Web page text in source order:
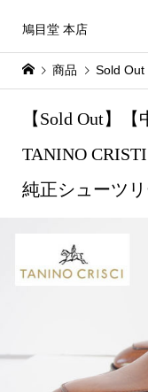
鳩目堂 本店
商品 Sold Out
【Sold Out】
TANINO
純正シューツ